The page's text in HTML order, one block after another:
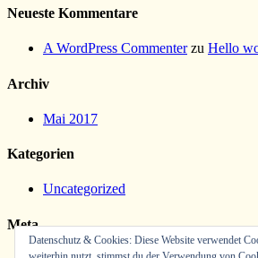
Neueste Kommentare
A WordPress Commenterzu Hello
Archiv
Mai 2017
Kategorien
Uncategorized
Meta
Datenschutz & Cookies: Diese Website verwendet